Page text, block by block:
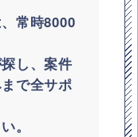
常時8000
し、案件
で全サポ
。